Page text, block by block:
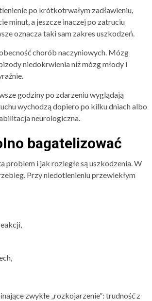
po krótkotrwałym zadławieniu,
minut, a jeszcze inaczej po zatruciu
oznacza taki sam zakres uszkodzeń.
chorób naczyniowych. Mózg
niedokrwienia niż mózg młody i
godziny po zdarzeniu wyglądają
wychodzą dopiero po kilku dniach albo
neurologiczna.
bagatelizować
problem i jak rozległe są uszkodzenia. W
Przy niedotlenieniu przewlekłym
zwykłe „rozkojarzenie”: trudność z